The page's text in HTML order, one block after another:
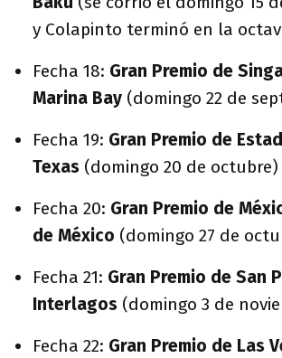
y Colapinto terminó en la
Fecha 18: Gran Premio de
Marina Bay (domingo 22 de
Fecha 19: Gran Premio de
Texas (domingo 20 de octubre)
Fecha 20: Gran Premio de
de México (domingo 27 de
Fecha 21: Gran Premio de San
Interlagos (domingo 3 de
Fecha 22: Gran Premio de Las